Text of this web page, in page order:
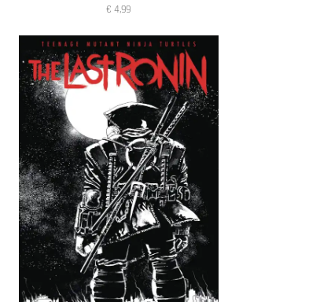
€ 4,99